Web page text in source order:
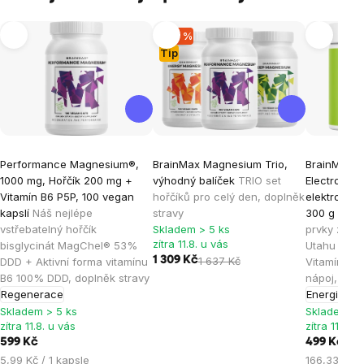
Performance Magnesium®,
1000 mg, Hořčík 200 mg +
Vitamín B6 P5P, 100 vegan
kapslí Náš nejlépe
vstřebatelný hořčík
bisglycinát MagChel® 53%
DDD + Aktivní forma vitamínu
B6 100% DDD, doplněk stravy
Regenerace
hodnocení
produktu
je
4,9
z
5
hvězdiček.
Skladem > 5 ks
zítra 11.8. u vás
599 Kč
Měrná
5,99 Kč / 1 kapsle
Tip
–20 %
BrainMax Magnesium Trio,
výhodný balíček TRIO set
hořčíků pro celý den, doplněk
stravy
hodnocení
produktu
je
5,0
z
Skladem > 5 ks
zítra 11.8. u vás
1 309 Kč1 637 Kč
BrainMax
elektrolyty,
300 g
prvky ze
Utahu +
Vitamín B6
nápoj,
Energie
produktu
je
4,8
z
5
Skladem >
zítra 11.8. u
499 Kč
Měrná
166,33 Kč /